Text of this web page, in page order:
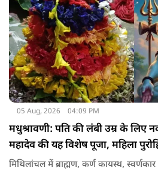
05 Aug, 2026 04:09 PM
मधुश्रावणी: पति की लंबी उम्र के लिए
महादेव की यह विशेष पूजा, महिला
मिथिलांचल में ब्राह्मण, कर्ण कायस्थ,